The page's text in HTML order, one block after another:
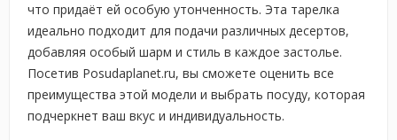
что придаёт ей особую утонченность. Эта тарелка
идеально подходит для подачи различных десертов,
добавляя особый шарм и стиль в каждое застолье.
Посетив Posudaplanet.ru, вы сможете оценить все
преимущества этой модели и выбрать посуду, которая
подчеркнет ваш вкус и индивидуальность.